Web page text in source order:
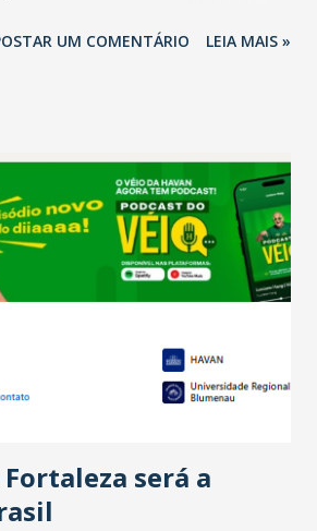
deste ano, 56% também
fim de ano e pelo pagamento do 13º
maior de trabalhadores, já que o
de desemprego dos anos recentes.
em novembro de 2025, 40% dos
operaram com lucro e outros 40%
financeiro. Já o percentual de
ficou em 19%, pouco abaixo
anterior. Outros 1% não existiam em
a outubro, o faturamento também
UM COMENTÁRIO LEIA MAIS »
será a